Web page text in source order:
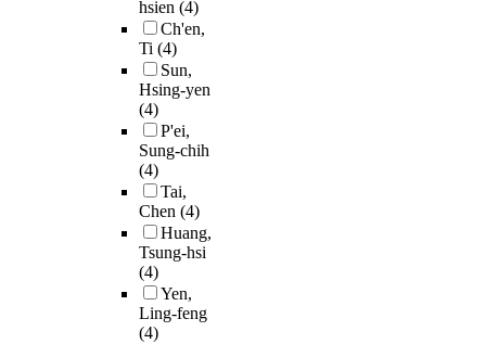
hsien (4)
Ch'en,
Ti (4)
Sun,
Hsing-yen
(4)
P'ei,
Sung-chih
(4)
Tai,
Chen (4)
Huang,
Tsung-hsi
(4)
Yen,
Ling-feng
(4)